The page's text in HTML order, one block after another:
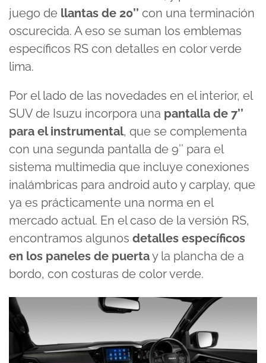
juego de llantas de 20’’ con una terminación
oscurecida. A eso se suman los emblemas
específicos RS con detalles en color verde
lima.
Por el lado de las novedades en el interior, el
SUV de Isuzu incorpora una pantalla de 7’’
para el instrumental, que se complementa
con una segunda pantalla de 9’’ para el
sistema multimedia que incluye conexiones
inalámbricas para android auto y carplay, que
ya es prácticamente una norma en el
mercado actual. En el caso de la versión RS,
encontramos algunos detalles específicos
en los paneles de puertay la plancha de a
bordo, con costuras de color verde.